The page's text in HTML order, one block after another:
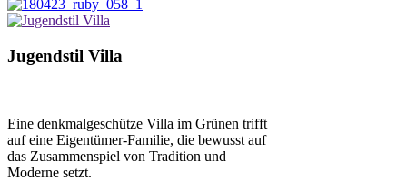
Jugendstil Villa
Eine denkmalgeschütze Villa im Grünen trifft
auf eine Eigentümer-Familie, die bewusst auf
das Zusammenspiel von Tradition und
Moderne setzt.